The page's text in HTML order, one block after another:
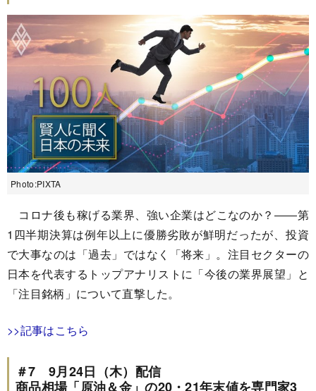
Photo:PIXTA
コロナ後も稼げる業界、強い企業はどこなのか？――第
1四半期決算は例年以上に優勝劣敗が鮮明だったが、投資
で大事なのは「過去」ではなく「将来」。注目セクターの
日本を代表するトップアナリストに「今後の業界展望」と
「注目銘柄」について直撃した。
>>記事はこちら
＃7 9月24日（木）配信
商品相場「原油＆金」の20・21年末値を専門家3